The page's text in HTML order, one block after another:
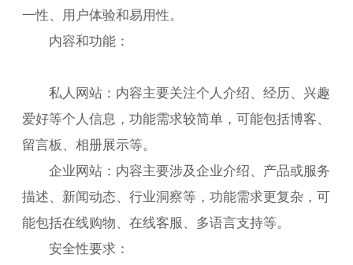
一性、用户体验和易用性。
内容和功能：
私人网站：内容主要关注个人介绍、经历、兴趣
爱好等个人信息，功能需求较简单，可能包括博客、
留言板、相册展示等。
企业网站：内容主要涉及企业介绍、产品或服务
描述、新闻动态、行业洞察等，功能需求更复杂，可
能包括在线购物、在线客服、多语言支持等。
安全性要求：